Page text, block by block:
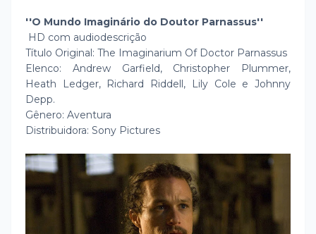
''O Mundo Imaginário do Doutor Parnassus''
HD com audiodescrição
Título Original: The Imaginarium Of Doctor Parnassus
Elenco: Andrew Garfield, Christopher Plummer,
Heath Ledger, Richard Riddell, Lily Cole e Johnny
Depp.
Gênero: Aventura
Distribuidora: Sony Pictures